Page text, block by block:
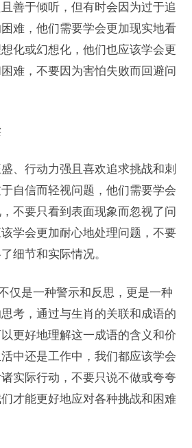
善于倾听，但有时会因为过于追
难，他们需要学会更加现实地看
化或幻想化，他们也应该学会更
难，不要因为害怕失败而回避问
、行动力强且喜欢追求挑战和刺
自信而轻视问题，他们需要学会
不要只看到表面现象而忽视了问
学会更加耐心地处理问题，不要
细节和实际情况。
仅是一种警示和反思，更是一种
考，通过与生肖的关联和成语的
更好地理解这一成语的含义和价
中还是工作中，我们都应该学会
实际行动，不要只说不做或夸夸
才能更好地应对各种挑战和困难